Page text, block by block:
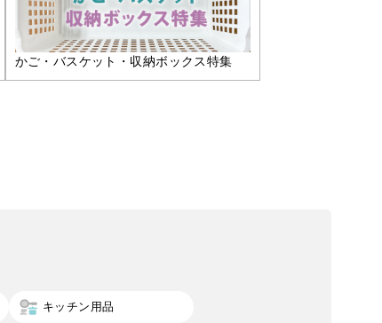
かご・バスケット・収納ボックス特集
キッチン用品